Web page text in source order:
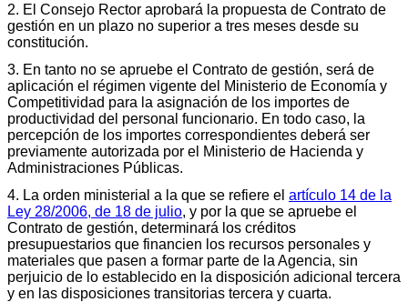
2. El Consejo Rector aprobará la propuesta de Contrato de
gestión en un plazo no superior a tres meses desde su
constitución.
3. En tanto no se apruebe el Contrato de gestión, será de
aplicación el régimen vigente del Ministerio de Economía y
Competitividad para la asignación de los importes de
productividad del personal funcionario. En todo caso, la
percepción de los importes correspondientes deberá ser
previamente autorizada por el Ministerio de Hacienda y
Administraciones Públicas.
4. La orden ministerial a la que se refiere el artículo 14 de la
Ley 28/2006, de 18 de julio, y por la que se apruebe el
Contrato de gestión, determinará los créditos
presupuestarios que financien los recursos personales y
materiales que pasen a formar parte de la Agencia, sin
perjuicio de lo establecido en la disposición adicional tercera
y en las disposiciones transitorias tercera y cuarta.